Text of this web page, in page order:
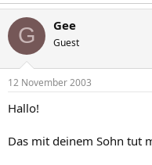
G Gee
Guest
12 November 2003
Hallo!
Das mit deinem Sohn tut